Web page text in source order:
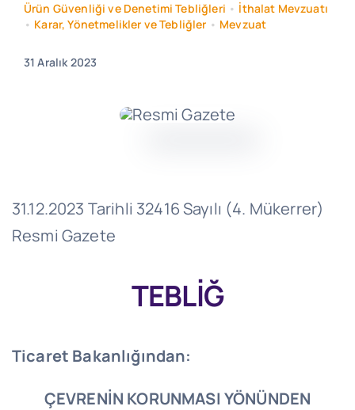
Ürün Güvenliği ve Denetimi Tebliğleri • İthalat Mevzuatı
• Karar, Yönetmelikler ve Tebliğler • Mevzuat
31 Aralık 2023
31.12.2023 Tarihli 32416 Sayılı (4. Mükerrer)
Resmi Gazete
TEBLİĞ
Ticaret Bakanlığından:
ÇEVRENİN KORUNMASI YÖNÜNDEN